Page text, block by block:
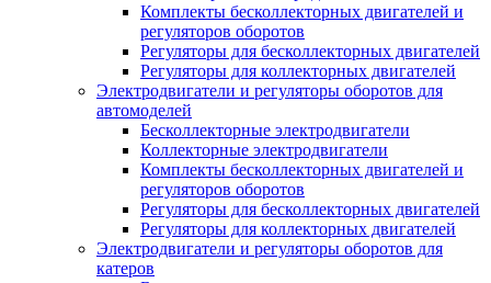
Комплекты бесколлекторных двигателей и
регуляторов оборотов
Регуляторы для бесколлекторных двигателей
Регуляторы для коллекторных двигателей
Электродвигатели и регуляторы оборотов для
автомоделей
Бесколлекторные электродвигатели
Коллекторные электродвигатели
Комплекты бесколлекторных двигателей и
регуляторов оборотов
Регуляторы для бесколлекторных двигателей
Регуляторы для коллекторных двигателей
Электродвигатели и регуляторы оборотов для
катеров